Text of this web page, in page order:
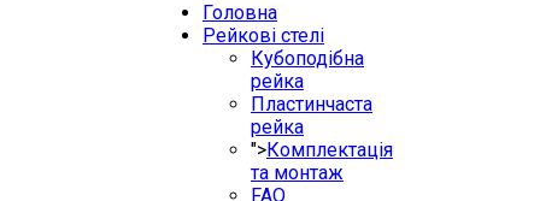
Головна
Рейкові стелі
Кубоподібна
рейка
Пластинчаста
рейка
">Комплектація
та монтаж
FAQ